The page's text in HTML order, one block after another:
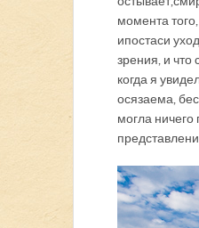
момента
ипостаси
зрения, и что
когда я
осязаема,
могла